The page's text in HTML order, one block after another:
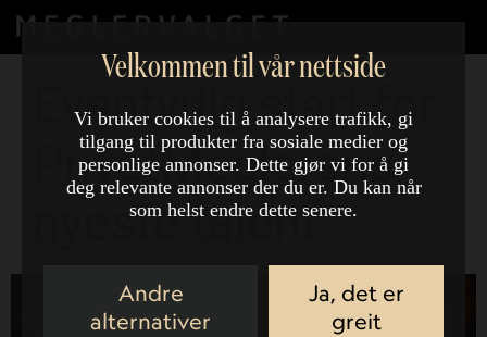
Eventyrlig start for
PrivatMeglerens
nyeste talent
Velkommen til vår nettside
Vi bruker cookies til å analysere trafikk, gi
tilgang til produkter fra sosiale medier og
personlige annonser. Dette gjør vi for å gi
deg relevante annonser der du er. Du kan når
som helst endre dette senere.
Andre
alternativer
Ja, det er
greit